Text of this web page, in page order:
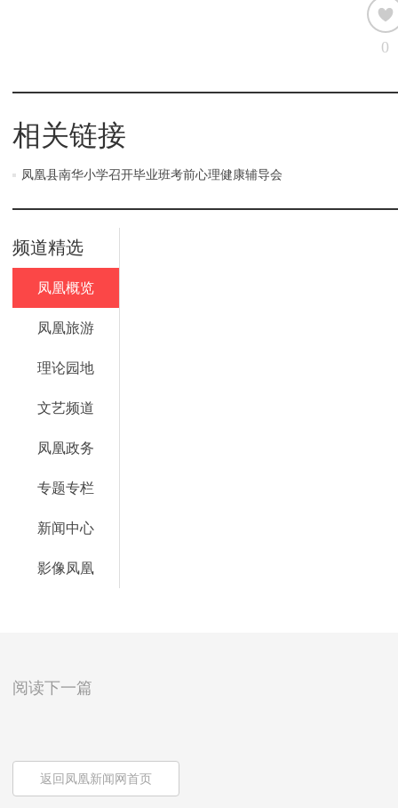
0
相关链接
凤凰县南华小学召开毕业班考前心理健康辅导会
频道精选
凤凰概览
凤凰旅游
理论园地
文艺频道
凤凰政务
专题专栏
新闻中心
影像凤凰
阅读下一篇
返回凤凰新闻网首页